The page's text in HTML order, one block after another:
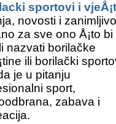
sportovi i
novosti i
za sve ono Å¡to bi
nazvati borilačke
ili borilački
je u pitanju
sport,
zabava i